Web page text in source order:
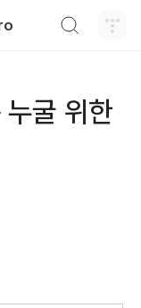
굴 위한